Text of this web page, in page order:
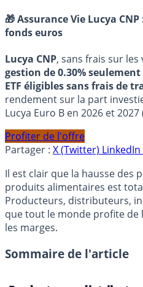
🎁 Assurance Vie Lucya CNP
fonds euros
Lucya CNP, sans frais sur les
gestion de 0.30%
ETF éligibles sans frais de
rendement sur la part
Lucya Euro B en 2026 et
Profiter de l'offre
Partager : X (Twitter) LinkedIn
Il est clair que la hausse des
produits alimentaires est
Producteurs, distributeurs,
que tout le monde profite de
les marges.
Sommaire de l'article